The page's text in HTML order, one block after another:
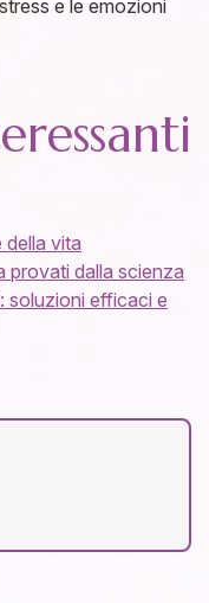
e le emozioni
della vita
provati dalla scienza
soluzioni efficaci e